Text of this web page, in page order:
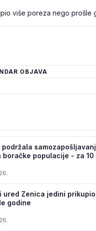
nego prošle godine•
OBJAVA
podržala
boračke populacije - za 10
ured Zenica jedini
godine